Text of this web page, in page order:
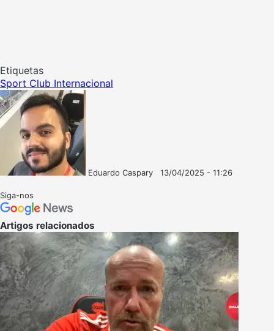
Etiquetas
Sport Club Internacional
Eduardo Caspary
13/04/2025 - 11:26
Siga-nos
Artigos relacionados